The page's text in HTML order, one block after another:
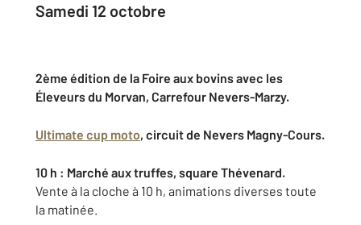
Samedi 12 octobre
2ème édition de la Foire aux bovins avec les
Éleveurs du Morvan, Carrefour Nevers-Marzy.
Ultimate cup moto, circuit de Nevers Magny-Cours.
10 h : Marché aux truffes, square Thévenard.
Vente à la cloche à 10 h, animations diverses toute
la matinée.